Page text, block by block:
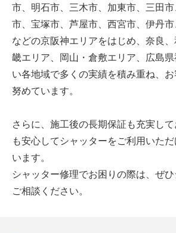
市、明石市、三木市、加東市、三田
市、宝塚市、芦屋市、西宮市、伊丹
などの京阪神エリアをはじめ、奈良
畿エリア、岡山・倉敷エリア、広島
い各地域で多くの実績を積み重ね、
努めています。
さらに、施工後の長期保証も充実し
も安心してシャッターをご利用いた
います。
シャッター修理でお困りの際は、ぜ
ご相談ください。